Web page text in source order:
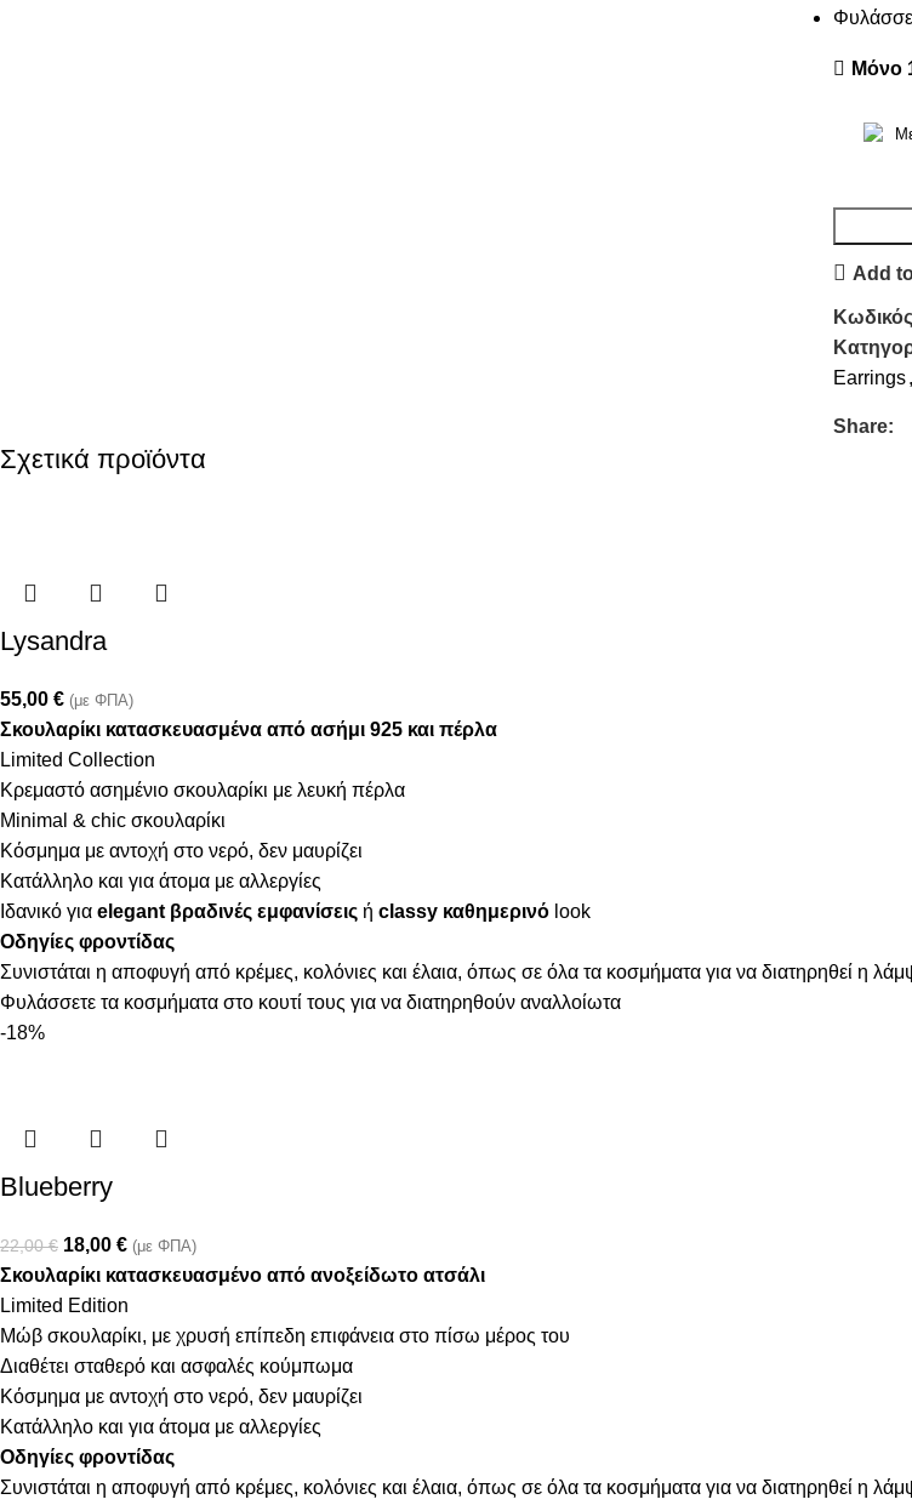
Μόνο
Add
Earrings,
Share:
Σχετικά προϊόντα
Lysandra
55,00 € (με ΦΠΑ)
Σκουλαρίκι κατασκευασμένα από ασήμι 925 και πέρλα
Limited Collection
Κρεμαστό ασημένιο σκουλαρίκι με λευκή πέρλα
Minimal & chic σκουλαρίκι
Κόσμημα με αντοχή στο νερό, δεν μαυρίζει
Κατάλληλο και για άτομα με αλλεργίες
Ιδανικό για elegant βραδινές εμφανίσεις ή classy καθημερινό look
Οδηγίες φροντίδας
Συνιστάται η αποφυγή από κρέμες, κολόνιες και έλαια, όπως σε όλα τα κοσμήματα για να διατηρηθεί η
Φυλάσσετε τα κοσμήματα στο κουτί τους για να διατηρηθούν αναλλοίωτα
-18%
Blueberry
22,00€ 18,00 € (με ΦΠΑ)
Σκουλαρίκι κατασκευασμένο από ανοξείδωτο ατσάλι
Limited Edition
Μώβ σκουλαρίκι, με χρυσή επίπεδη επιφάνεια στο πίσω μέρος του
Διαθέτει σταθερό και ασφαλές κούμπωμα
Κόσμημα με αντοχή στο νερό, δεν μαυρίζει
Κατάλληλο και για άτομα με αλλεργίες
Οδηγίες φροντίδας
Συνιστάται η αποφυγή από κρέμες, κολόνιες και έλαια, όπως σε όλα τα κοσμήματα για να διατηρηθεί η